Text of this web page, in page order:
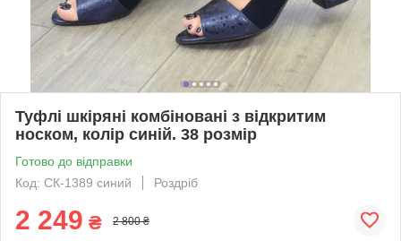
Туфлі шкіряні комбіновані з відкритим
носком, колір синій. 38 розмір
Готово до відправки
Код: СК-1389 синий
Роздріб
2 249 ₴ 2 800 ₴